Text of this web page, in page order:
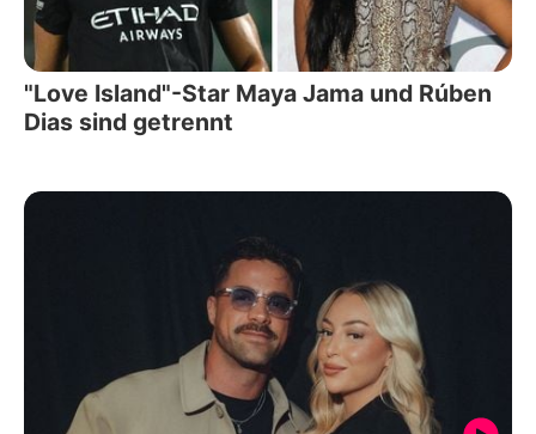
"Love Island"-Star Maya Jama und Rúben
Dias sind getrennt